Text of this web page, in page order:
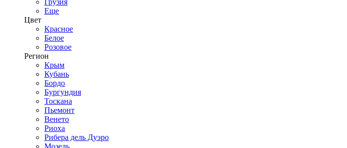
Грузия
Еще
Цвет
Красное
Белое
Розовое
Регион
Крым
Кубань
Бордо
Бургундия
Тоскана
Пьемонт
Венето
Риоха
Рибера дель Дуэро